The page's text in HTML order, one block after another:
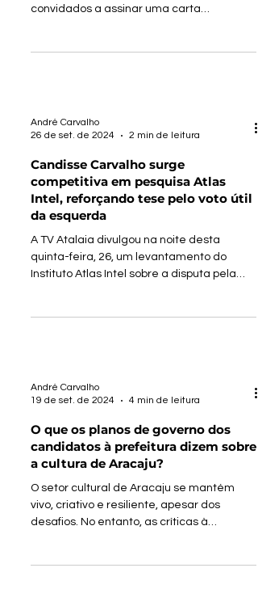
povos de terreiro
candidatos à prefeitura de Aracaju foram
André Carvalho
26 de set. de 2024
2 min de leitura
Candisse Carvalho surge
competitiva em pesquisa Atlas
Intel, reforçando tese pelo voto útil
da esquerda
quinta-feira, 26, um levantamento do
André Carvalho
19 de set. de 2024
4 min de leitura
O que os planos de governo dos
candidatos à prefeitura dizem sobre
a cultura de Aracaju?
vivo, criativo e resiliente, apesar dos